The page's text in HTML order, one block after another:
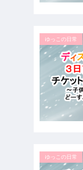
ゆっこの日常
ゆっこの日常